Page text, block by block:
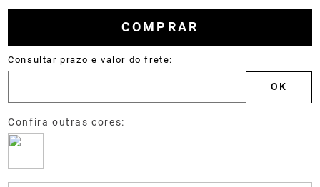
COMPRAR